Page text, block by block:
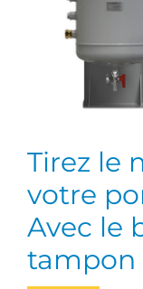
Tirez le
votre
Avec le
tampon